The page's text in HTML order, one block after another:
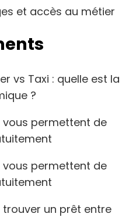
et accès au métier
vs Taxi : quelle est la
?
vous permettent de
vous permettent de
un prêt entre